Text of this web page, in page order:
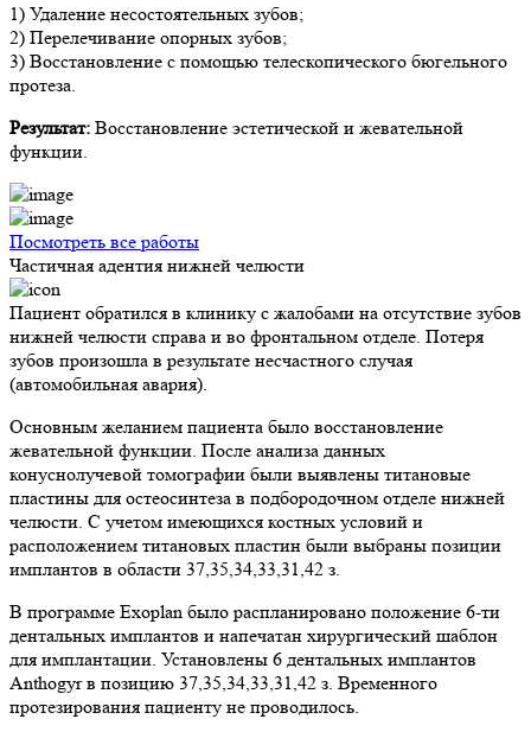
1) Удаление несостоятельных зубов;
2) Перелечивание опорных зубов;
3) Восстановление с помощью телескопического бюгельного
протеза.
Результат: Восстановление эстетической и жевательной
функции.
Посмотреть все работы
Частичная адентия нижней челюсти
Пациент обратился в клинику с жалобами на отсутствие зубов
нижней челюсти справа и во фронтальном отделе. Потеря
зубов произошла в результате несчастного случая
(автомобильная авария).
Основным желанием пациента было восстановление
жевательной функции. После анализа данных
конуснолучевой томографии были выявлены титановые
пластины для остеосинтеза в подбородочном отделе нижней
челюсти. С учетом имеющихся костных условий и
расположением титановых пластин были выбраны позиции
имплантов в области 37,35,34,33,31,42 з.
В программе Exoplan было распланировано положение 6-ти
дентальных имплантов и напечатан хирургический шаблон
для имплантации. Установлены 6 дентальных имплантов
Anthogyr в позицию 37,35,34,33,31,42 з. Временного
протезирования пациенту не проводилось.